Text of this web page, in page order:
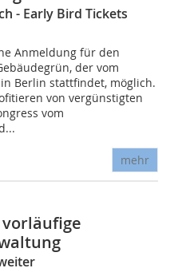
- Early Bird Tickets
Anmeldung für den
der vom
in Berlin stattfindet, möglich.
von vergünstigten
vom
mehr